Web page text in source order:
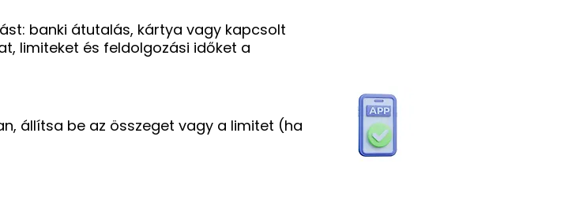
banki átutalás, kártya vagy kapcsolt
limiteket és feldolgozási időket a
állítsa be az összeget vagy a limitet (ha